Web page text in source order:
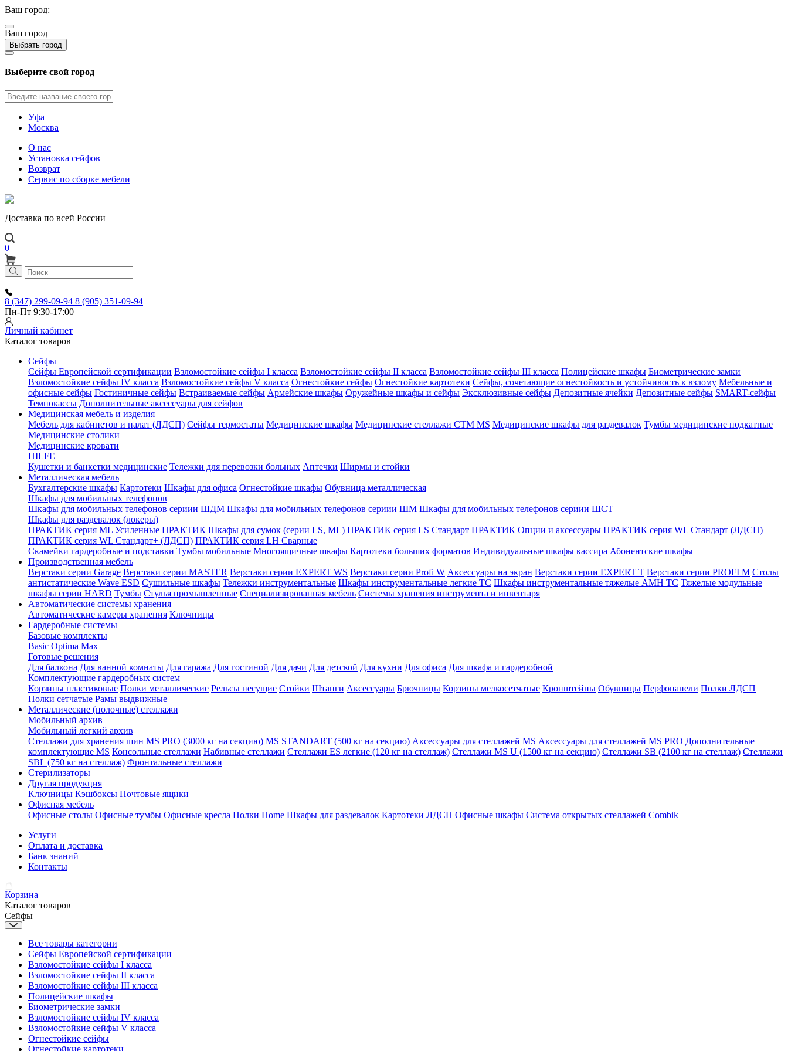
Ваш город:
Ваш город
Выбрать город
Выберите свой город
Уфа
Москва
О нас
Установка сейфов
Возврат
Сервис по сборке мебели
Доставка по всей России
0
8 (347) 299-09-94 8 (905) 351-09-94
Пн-Пт 9:30-17:00
Личный кабинет
Каталог товаров
Сейфы
Сейфы Европейской сертификации Взломостойкие сейфы I класса Взломостойкие сейфы II класса Взломостойкие сейфы III класса Полицейские шкафы Биометрические замки
Взломостойкие сейфы IV класса Взломостойкие сейфы V класса Огнестойкие сейфы Огнестойкие картотеки Сейфы, сочетающие огнестойкость и устойчивость к взлому Мебельные и
офисные сейфы Гостиничные сейфы Встраиваемые сейфы Армейские шкафы Оружейные шкафы и сейфы Эксклюзивные сейфы Депозитные ячейки Депозитные сейфы SMART-сейфы
Темпокассы Дополнительные аксессуары для сейфов
Медицинская мебель и изделия
Мебель для кабинетов и палат (ЛДСП) Сейфы термостаты Медицинские шкафы Медицинские стеллажи CTM MS Медицинские шкафы для раздевалок Тумбы медицинские подкатные
Медицинские столики
Медицинские кровати
HILFE
Кушетки и банкетки медицинские Тележки для перевозки больных Аптечки Ширмы и стойки
Металлическая мебель
Бухгалтерские шкафы Картотеки Шкафы для офиса Огнестойкие шкафы Обувница металлическая
Шкафы для мобильных телефонов
Шкафы для мобильных телефонов сериии ШДМ Шкафы для мобильных телефонов сериии ШМ Шкафы для мобильных телефонов сериии ШСТ
Шкафы для раздевалок (локеры)
ПРАКТИК серия ML Усиленные ПРАКТИК Шкафы для сумок (серии LS, ML) ПРАКТИК cерия LS Стандарт ПРАКТИК Опции и аксессуары ПРАКТИК серия WL Стандарт (ЛДСП)
ПРАКТИК серия WL Стандарт+ (ЛДСП) ПРАКТИК серия LH Сварные
Скамейки гардеробные и подставки Тумбы мобильные Многоящичные шкафы Картотеки больших форматов Индивидуальные шкафы кассира Абонентские шкафы
Производственная мебель
Верстаки серии Garage Верстаки серии MASTER Верстаки серии EXPERT WS Верстаки серии Profi W Аксессуары на экран Верстаки серии EXPERT T Верстаки серии PROFI M Столы
антистатические Wave ESD Cушильные шкафы Тележки инструментальные Шкафы инструментальные легкие ТС Шкафы инструментальные тяжелые AMH TC Тяжелые модульные
шкафы серии HARD Тумбы Стулья промышленные Cпециализированная мебель Системы хранения инструмента и инвентаря
Автоматические системы хранения
Автоматические камеры хранения Ключницы
Гардеробные системы
Базовые комплекты
Basic Optima Max
Готовые решения
Для балкона Для ванной комнаты Для гаража Для гостиной Для дачи Для детской Для кухни Для офиса Для шкафа и гардеробной
Комплектующие гардеробных систем
Корзины пластиковые Полки металлические Рельсы несущие Стойки Штанги Аксессуары Брючницы Корзины мелкосетчатые Кронштейны Обувницы Перфопанели Полки ЛДСП
Полки сетчатые Рамы выдвижные
Металлические (полочные) стеллажи
Мобильный архив
Мобильный легкий архив
Стеллажи для хранения шин MS PRO (3000 кг на секцию) MS STANDART (500 кг на секцию) Аксессуары для стеллажей MS Аксессуары для стеллажей MS PRO Дополнительные
комплектующие MS Консольные стеллажи Набивные стеллажи Стеллажи ES легкие (120 кг на стеллаж) Стеллажи MS U (1500 кг на секцию) Стеллажи SB (2100 кг на стеллаж) Стеллажи
SBL (750 кг на стеллаж) Фронтальные стеллажи
Стерилизаторы
Другая продукция
Ключницы Кэшбоксы Почтовые ящики
Офисная мебель
Офисные столы Офисные тумбы Офисные кресла Полки Home Шкафы для раздевалок Картотеки ЛДСП Офисные шкафы Система открытых стеллажей Combik
Услуги
Оплата и доставка
Банк знаний
Контакты
Корзина
Каталог товаров
Сейфы
Все товары категории
Сейфы Европейской сертификации
Взломостойкие сейфы I класса
Взломостойкие сейфы II класса
Взломостойкие сейфы III класса
Полицейские шкафы
Биометрические замки
Взломостойкие сейфы IV класса
Взломостойкие сейфы V класса
Огнестойкие сейфы
Огнестойкие картотеки